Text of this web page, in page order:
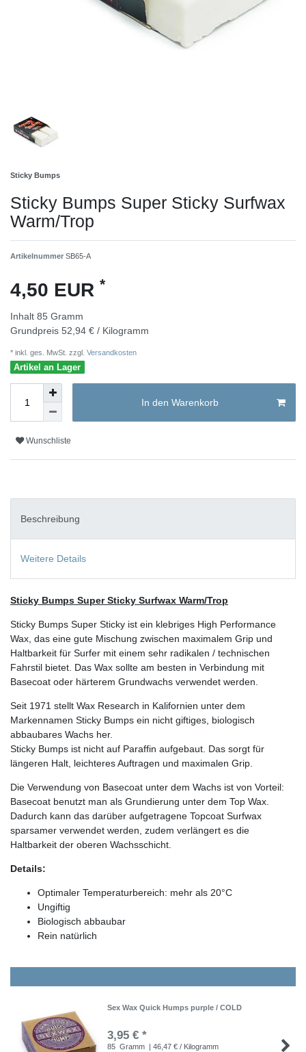
Sticky Bumps
Sticky Bumps Super Sticky Surfwax
Warm/Trop
Artikelnummer SB65-A
4,50 EUR *
Inhalt 85 Gramm
Grundpreis 52,94 € / Kilogramm
* inkl. ges. MwSt. zzgl. Versandkosten
Artikel an Lager
In den Warenkorb
Wunschliste
Beschreibung
Weitere Details
Sticky Bumps Super Sticky Surfwax Warm/Trop
Sticky Bumps Super Sticky ist ein klebriges High Performance
Wax, das eine gute Mischung zwischen maximalem Grip und
Haltbarkeit für Surfer mit einem sehr radikalen / technischen
Fahrstil bietet. Das Wax sollte am besten in Verbindung mit
Basecoat oder härterem Grundwachs verwendet werden.
Seit 1971 stellt Wax Research in Kalifornien unter dem
Markennamen Sticky Bumps ein nicht giftiges, biologisch
abbaubares Wachs her.
Sticky Bumps ist nicht auf Paraffin aufgebaut. Das sorgt für
längeren Halt, leichteres Auftragen und maximalen Grip.
Die Verwendung von Basecoat unter dem Wachs ist von Vorteil:
Basecoat benutzt man als Grundierung unter dem Top Wax.
Dadurch kann das darüber aufgetragene Topcoat Surfwax
sparsamer verwendet werden, zudem verlängert es die
Haltbarkeit der oberen Wachsschicht.
Details:
Optimaler Temperaturbereich: mehr als 20°C
Ungiftig
Biologisch abbaubar
Rein natürlich
Sex Wax Quick Humps purple / COLD
3,95 € *
85 Gramm | 46,47 € / Kilogramm